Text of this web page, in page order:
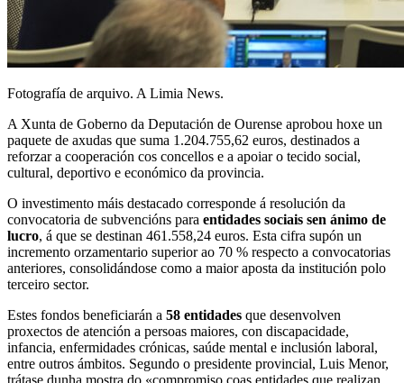
Fotografía de arquivo. A Limia News.
A Xunta de Goberno da Deputación de Ourense aprobou hoxe un
paquete de axudas que suma 1.204.755,62 euros, destinados a
reforzar a cooperación cos concellos e a apoiar o tecido social,
cultural, deportivo e económico da provincia.
O investimento máis destacado corresponde á resolución da
convocatoria de subvencións para entidades sociais sen ánimo de
lucro, á que se destinan 461.558,24 euros. Esta cifra supón un
incremento orzamentario superior ao 70 % respecto a convocatorias
anteriores, consolidándose como a maior aposta da institución polo
terceiro sector.
Estes fondos beneficiarán a 58 entidades que desenvolven
proxectos de atención a persoas maiores, con discapacidade,
infancia, enfermidades crónicas, saúde mental e inclusión laboral,
entre outros ámbitos. Segundo o presidente provincial, Luis Menor,
trátase dunha mostra do «compromiso coas entidades que realizan